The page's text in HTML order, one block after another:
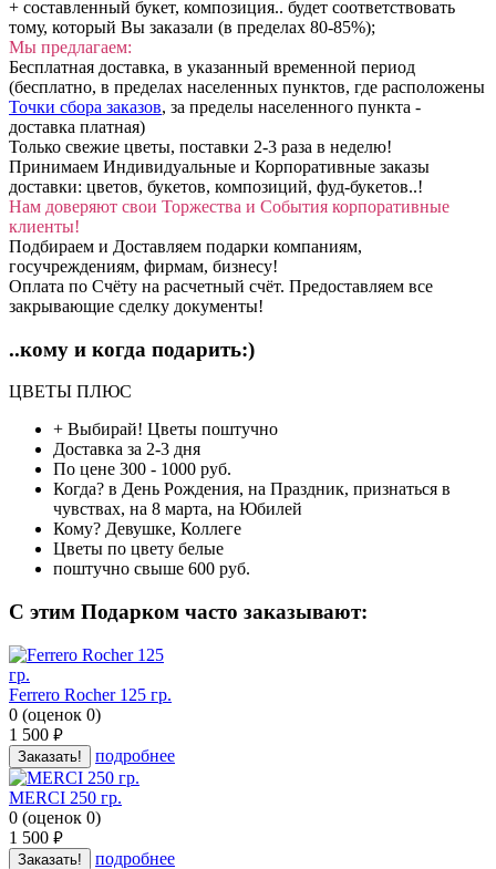
+ составленный букет, композиция.. будет соответствовать
тому, который Вы заказали (в пределах 80-85%);
Мы предлагаем:
Бесплатная доставка, в указанный временной период
(бесплатно, в пределах населенных пунктов, где расположены
Точки сбора заказов, за пределы населенного пункта -
доставка платная)
Только свежие цветы, поставки 2-3 раза в неделю!
Принимаем Индивидуальные и Корпоративные заказы
доставки: цветов, букетов, композиций, фуд-букетов..!
Нам доверяют свои Торжества и События корпоративные
клиенты!
Подбираем и Доставляем подарки компаниям,
госучреждениям, фирмам, бизнесу!
Оплата по Счёту на расчетный счёт. Предоставляем все
закрывающие сделку документы!
..кому и когда подарить:)
ЦВЕТЫ ПЛЮС
+ Выбирай! Цветы поштучно
Доставка за 2-3 дня
По цене 300 - 1000 руб.
Когда? в День Рождения, на Праздник, признаться в
чувствах, на 8 марта, на Юбилей
Кому? Девушке, Коллеге
Цветы по цвету белые
поштучно свыше 600 руб.
C этим Подарком часто заказывают:
Ferrero Rocher 125 гр.
0 (оценок 0)
1 500 руб.
Заказать! подробнее
MERCI 250 гр.
0 (оценок 0)
1 500 руб.
Заказать! подробнее